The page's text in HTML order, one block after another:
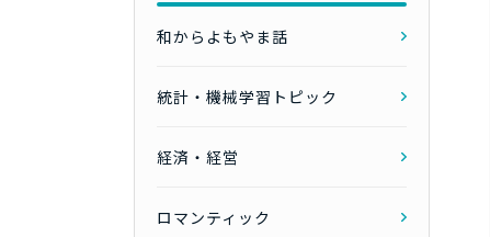
和からよもやま話
統計・機械学習トピック
経済・経営
ロマンティック